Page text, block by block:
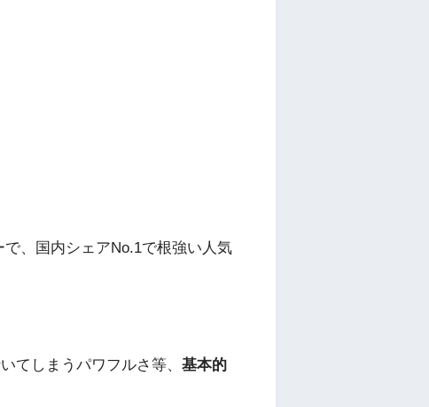
、国内シェアNo.1で根強い人気
てしまうパワフルさ等、 基本的